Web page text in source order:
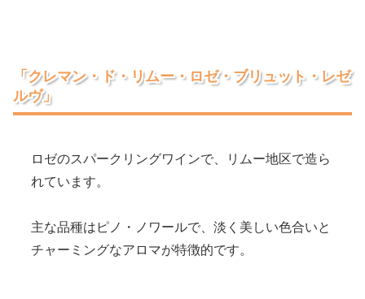
「クレマン・ド・リムー・ロゼ・ブリュット・レゼ
ルヴ」
ロゼのスパークリングワインで、リムー地区で造ら
れています。
主な品種はピノ・ノワールで、淡く美しい色合いと
チャーミングなアロマが特徴的です。